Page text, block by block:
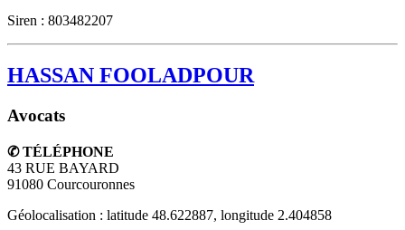
Siren : 803482207
HASSAN FOOLADPOUR
Avocats
✆ TÉLÉPHONE
43 RUE BAYARD
91080 Courcouronnes
Géolocalisation : latitude 48.622887, longitude 2.404858